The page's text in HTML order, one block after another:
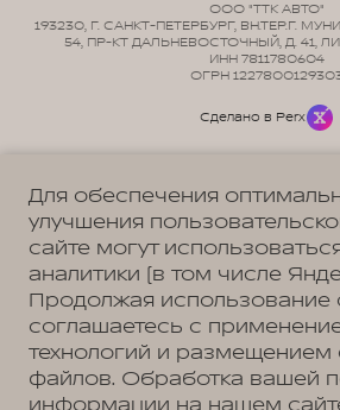
Политика обработки
Согласие на
Согласие на предоставление
Согласие на
ООО "ТТК АВТО"
193230, Г. САНКТ-ПЕТЕРБУРГ, ВН.ТЕР.Г.
54, ПР-КТ ДАЛЬНЕВОСТОЧНЫЙ, Д. 41,
ИНН 7811780604
ОГРН
Сделано в Perx
Адрес
Для обеспечения
улучшения
сайте могут
аналитики (в том числе
Продолжая использование
соглашаетесь с
технологий и размещением
файлов. Обработка вашей